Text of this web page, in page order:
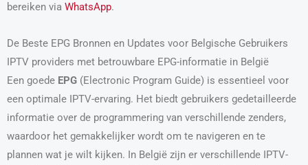
bereiken via WhatsApp.
De Beste EPG Bronnen en Updates voor Belgische Gebruikers
IPTV providers met betrouwbare EPG-informatie in België
Een goede EPG (Electronic Program Guide) is essentieel voor
een optimale IPTV-ervaring. Het biedt gebruikers gedetailleerde
informatie over de programmering van verschillende zenders,
waardoor het gemakkelijker wordt om te navigeren en te
plannen wat je wilt kijken. In België zijn er verschillende IPTV-